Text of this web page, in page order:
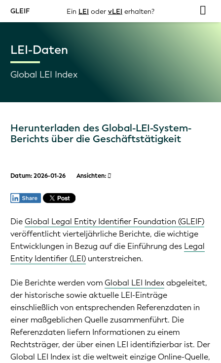
GLEIF Ein LEI oder vLEI erhalten?
LEI-Daten
Global LEI Index
Herunterladen des Global-LEI-System-
Berichts über die Geschäftstätigkeit
Datum: 2026-01-26 Ansichten:
DieGlobal Legal Entity Identifier Foundation (GLEIF)
veröffentlicht vierteljährliche Berichte, die wichtige
Entwicklungen in Bezug auf die Einführung des Legal
Entity Identifier (LEI) unterstreichen.
Die Berichte werden vomGlobal LEI Indexabgeleitet,
der historische sowie aktuelle LEI-Einträge
einschließlich von entsprechenden Referenzdaten in
einer maßgeblichen Quelle zusammenführt. Die
Referenzdaten liefern Informationen zu einem
Rechtsträger, der über einen LEI identifizierbar ist. Der
Global LEI Index ist die weltweit einzige Online-Quelle,